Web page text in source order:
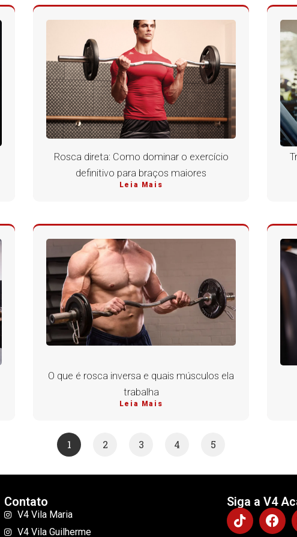
Rosca direta: Como dominar o exercício
definitivo para braços maiores
Leia Mais
O que é rosca inversa e quais músculos ela
trabalha
Leia Mais
1 2 3 4 5
Contato
V4 Vila Maria
V4 Vila Guilherme
Siga a V4